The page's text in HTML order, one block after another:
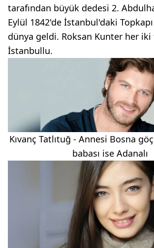
tarafından büyük dedesi 2.
Eylül 1842'de İstanbul'daki Topkapı
dünya geldi. Roksan Kunter her
İstanbullu.
Kıvanç Tatlıtuğ - Annesi Bosna
babası ise Adanalı